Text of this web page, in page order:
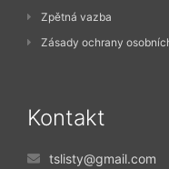
Zpětná vazba
Zásady ochrany
Kontakt
tslisty@gmail.com